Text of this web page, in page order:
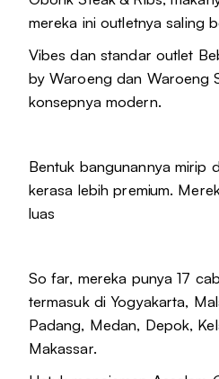
mereka ini outletnya saling
Vibes dan standar outlet
by Waroeng dan Waroeng
konsepnya modern.
Bentuk bangunannya mirip
kerasa lebih premium.
luas
So far, mereka punya 17
termasuk di Yogyakarta,
Padang, Medan, Depok,
Makassar.